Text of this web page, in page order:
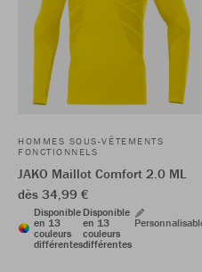
HOMMES SOUS-VÊTEMENTS
FONCTIONNELS
JAKO Maillot Comfort 2.0 ML
dès 34,99 €
Disponible
en 13
couleurs
différentes
Disponible
en 13
couleurs
différentes